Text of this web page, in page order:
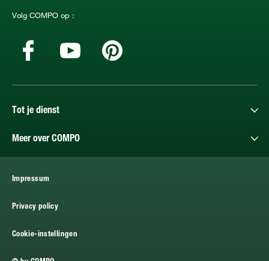
Volg COMPO op :
Tot je dienst
Meer over COMPO
Impressum
Privacy policy
Cookie-instellingen